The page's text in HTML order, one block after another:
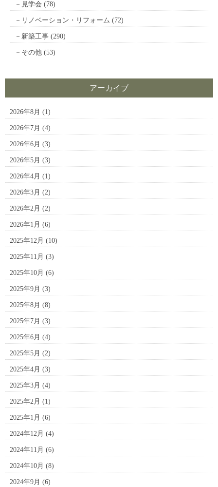
見学会 (78)
リノベーション・リフォーム (72)
新築工事 (290)
その他 (53)
アーカイブ
2026年8月 (1)
2026年7月 (4)
2026年6月 (3)
2026年5月 (3)
2026年4月 (1)
2026年3月 (2)
2026年2月 (2)
2026年1月 (6)
2025年12月 (10)
2025年11月 (3)
2025年10月 (6)
2025年9月 (3)
2025年8月 (8)
2025年7月 (3)
2025年6月 (4)
2025年5月 (2)
2025年4月 (3)
2025年3月 (4)
2025年2月 (1)
2025年1月 (6)
2024年12月 (4)
2024年11月 (6)
2024年10月 (8)
2024年9月 (6)